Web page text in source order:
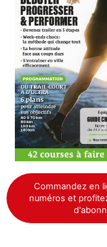
Commandez en
numéros et